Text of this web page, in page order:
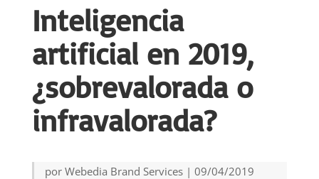
Inteligencia
artificial en 2019,
¿sobrevalorada o
infravalorada?
por Webedia Brand Services| 09/04/2019